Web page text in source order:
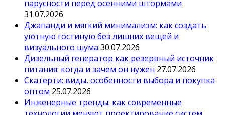
парусности перед осенними штормами
31.07.2026
Джапанди и мягкий минимализм: как создать
уютную гостиную без лишних вещей и
визуального шума 30.07.2026
Дизельный генератор как резервный источник
питания: когда и зачем он нужен 27.07.2026
Скатерти: виды, особенности выбора и покупка
оптом 25.07.2026
Инженерные тренды: как современные